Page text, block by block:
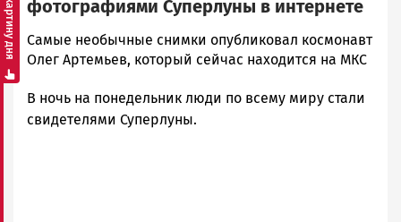
фотографиями Суперлуны в интернете
admintimur
Новости
и
Карелии
Самые необычные снимки опубликовал космонавт
Олег Артемьев, который сейчас находится на МКС
В ночь на понедельник люди по всему миру стали
свидетелями Суперлуны.